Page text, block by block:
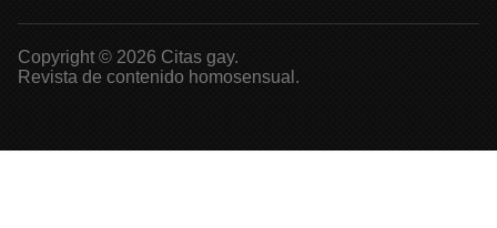
Copyright © 2026 Citas gay.
Revista de contenido homosensual.